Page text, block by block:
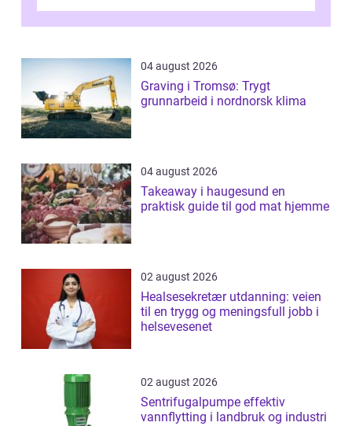
04 august 2026
Graving i Tromsø: Trygt
grunnarbeid i nordnorsk klima
04 august 2026
Takeaway i haugesund en
praktisk guide til god mat hjemme
02 august 2026
Healsesekretær utdanning: veien
til en trygg og meningsfull jobb i
helsevesenet
02 august 2026
Sentrifugalpumpe effektiv
vannflytting i landbruk og industri